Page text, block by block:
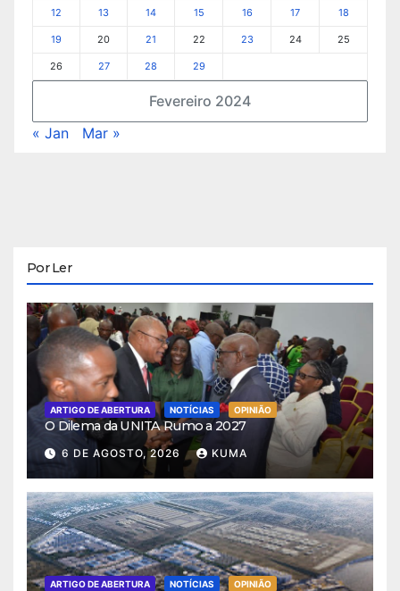
Fevereiro 2024
12 13 14 15 16 17 18
19 20 21 22 23 24 25
26 27 28 29
« Jan Mar »
Por Ler
ARTIGO DE ABERTURA NOTÍCIAS OPINIÃO
O Dilema da UNITA Rumo a 2027
6 DE AGOSTO, 2026 KUMA
ARTIGO DE ABERTURA NOTÍCIAS OPINIÃO